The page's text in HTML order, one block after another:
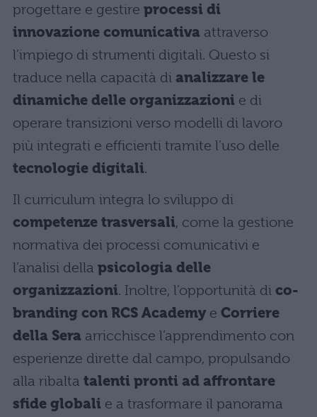
progettare e gestire processi di
innovazione comunicativa attraverso
l’impiego di strumenti digitali. Questo si
traduce nella capacità di analizzare le
dinamiche delle organizzazioni e di
operare transizioni verso modelli di lavoro
più integrati e efficienti tramite l’uso delle
tecnologie digitali.
Il curriculum integra lo sviluppo di
competenze trasversali, come la gestione
normativa dei processi comunicativi e
l’analisi della psicologia delle
organizzazioni. Inoltre, l’opportunità di co-
branding con RCS Academy e Corriere
della Sera arricchisce l’apprendimento con
esperienze dirette dal campo, propulsando
alla ribalta talenti pronti ad affrontare
sfide globali e a trasformare il panorama